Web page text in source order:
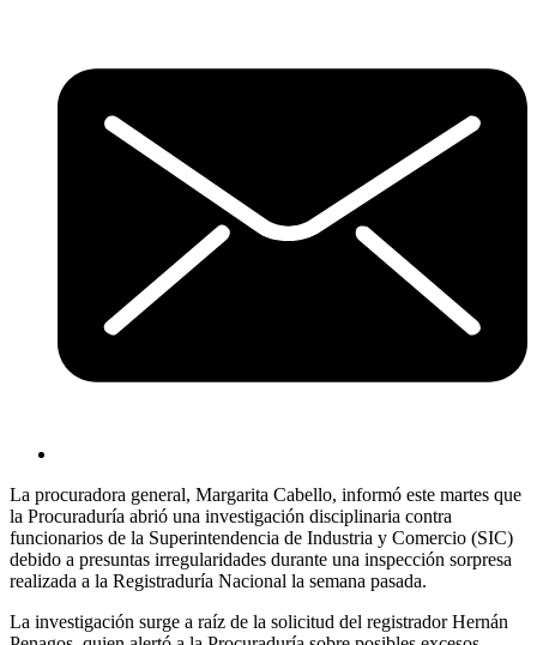
La procuradora general, Margarita Cabello, informó este martes que
la Procuraduría abrió una investigación disciplinaria contra
funcionarios de la Superintendencia de Industria y Comercio (SIC)
debido a presuntas irregularidades durante una inspección sorpresa
realizada a la Registraduría Nacional la semana pasada.
La investigación surge a raíz de la solicitud del registrador Hernán